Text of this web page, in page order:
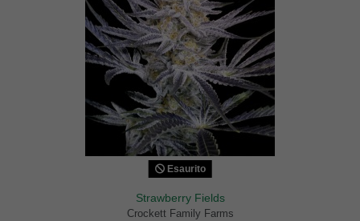
Esaurito
Strawberry Fields
Crockett Family Farms